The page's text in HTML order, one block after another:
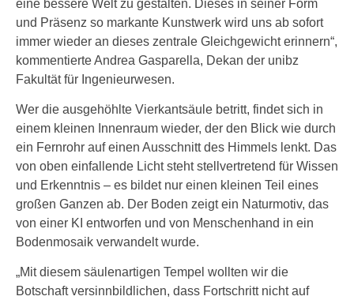
eine bessere Welt zu gestalten. Dieses in seiner Form
und Präsenz so markante Kunstwerk wird uns ab sofort
immer wieder an dieses zentrale Gleichgewicht erinnern“,
kommentierte Andrea Gasparella, Dekan der unibz
Fakultät für Ingenieurwesen.
Wer die ausgehöhlte Vierkantsäule betritt, findet sich in
einem kleinen Innenraum wieder, der den Blick wie durch
ein Fernrohr auf einen Ausschnitt des Himmels lenkt. Das
von oben einfallende Licht steht stellvertretend für Wissen
und Erkenntnis – es bildet nur einen kleinen Teil eines
großen Ganzen ab. Der Boden zeigt ein Naturmotiv, das
von einer KI entworfen und von Menschenhand in ein
Bodenmosaik verwandelt wurde.
„Mit diesem säulenartigen Tempel wollten wir die
Botschaft versinnbildlichen, dass Fortschritt nicht auf